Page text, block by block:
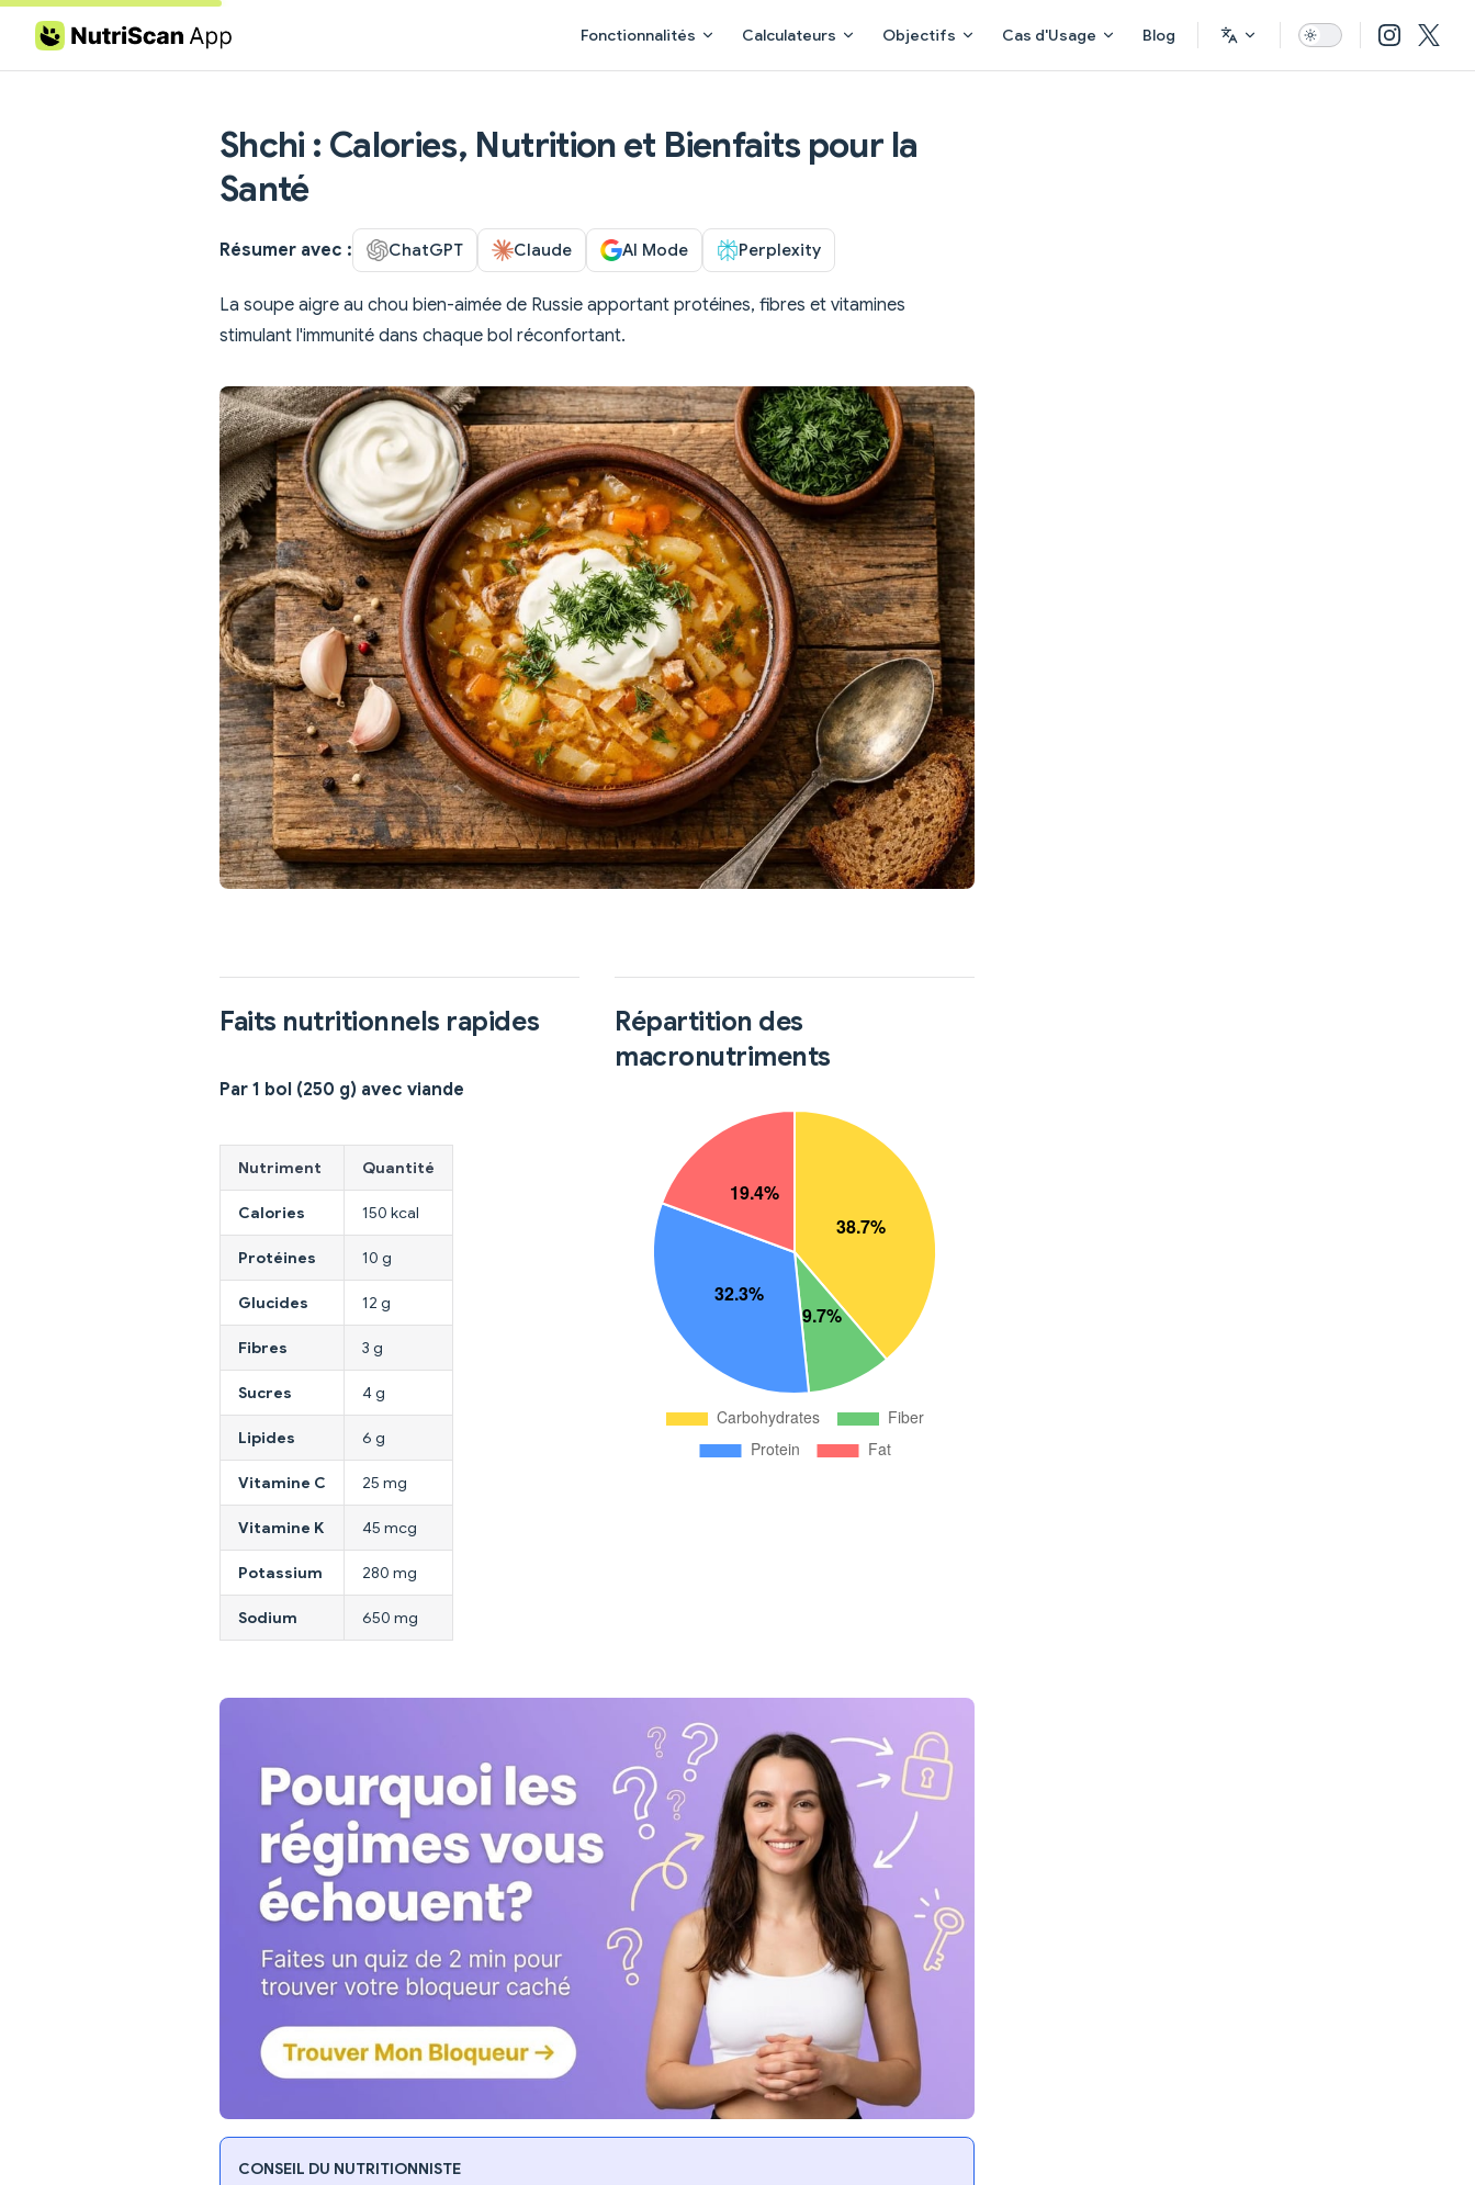
Skip to content Fonctionnalités Calculateurs Objectifs Cas d'Usage Blog
Shchi : Calories, Nutrition et Bienfaits pour la
Santé
Résumer avec : ChatGPT Claude AI Mode Perplexity
La soupe aigre au chou bien-aimée de Russie apportant protéines, fibres et vitamines
stimulant l'immunité dans chaque bol réconfortant.
Faits nutritionnels rapides
Par 1 bol (250 g) avec viande
Nutriment Quantité
Calories 150 kcal
Protéines 10 g
Glucides 12 g
Fibres 3 g
Sucres 4 g
Lipides 6 g
Vitamine C 25 mg
Vitamine K 45 mcg
Potassium 280 mg
Sodium 650 mg
Répartition des
macronutriments
CONSEIL DU NUTRITIONNISTE